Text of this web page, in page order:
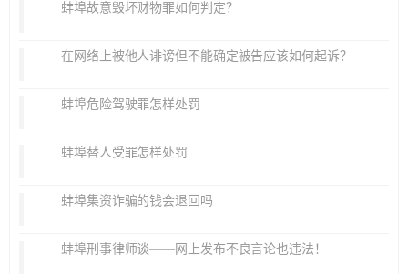
蚌埠故意毁坏财物罪如何判定？
在网络上被他人诽谤但不能确定被告应该如何起诉？
蚌埠危险驾驶罪怎样处罚
蚌埠替人受罪怎样处罚
蚌埠集资诈骗的钱会退回吗
蚌埠刑事律师谈——网上发布不良言论也违法！